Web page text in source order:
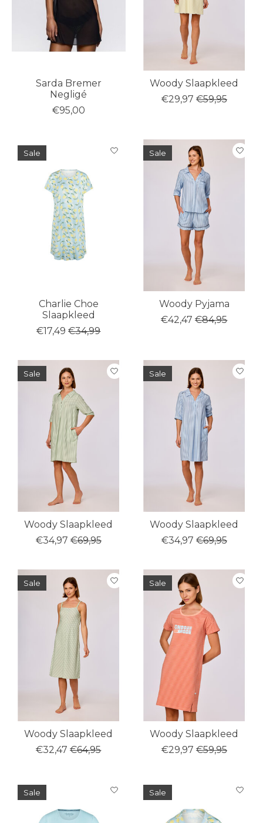
Sarda Bremer
Negligé
€95,00
Woody Slaapkleed
€29,97 €59,95
Sale
Charlie Choe
Slaapkleed
€17,49 €34,99
Sale
Woody Pyjama
€42,47 €84,95
Sale
Woody Slaapkleed
€34,97 €69,95
Sale
Woody Slaapkleed
€34,97 €69,95
Sale
Woody Slaapkleed
€32,47 €64,95
Sale
Woody Slaapkleed
€29,97 €59,95
Sale Sale